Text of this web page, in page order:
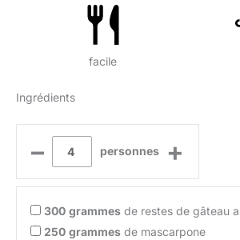
facile
Ingrédients
– personnes +
300 grammes de restes de gâteau
250 grammes de mascarpone